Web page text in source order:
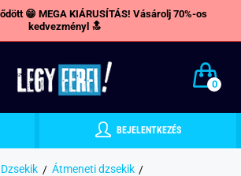
😁 MEGA KIÁRUSÍTÁS! Vásárolj 70%-os
kedvezményl 🔝
0
BEJELENTKEZÉS
Dzsekik
Átmeneti dzsekik